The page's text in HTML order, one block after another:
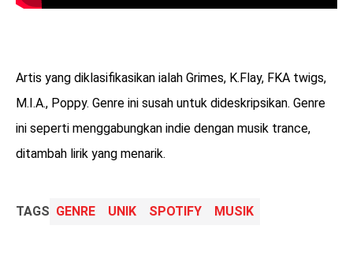
Artis yang diklasifikasikan ialah Grimes, K.Flay, FKA twigs,
M.I.A., Poppy. Genre ini susah untuk dideskripsikan. Genre
ini seperti menggabungkan indie dengan musik trance,
ditambah lirik yang menarik.
TAGS GENRE UNIK SPOTIFY MUSIK